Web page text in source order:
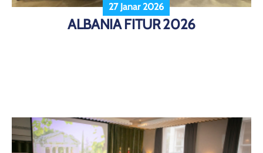
27 Janar 2026
ALBANIA FITUR 2026